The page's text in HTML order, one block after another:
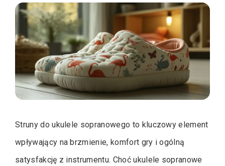
Struny do ukulele sopranowego to kluczowy element
wpływający na brzmienie, komfort gry i ogólną
satysfakcję z instrumentu. Choć ukulele sopranowe